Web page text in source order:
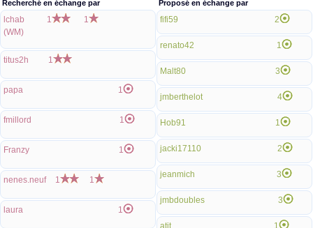
Recherché en échange par
lchab
(WM)
1 1
titus2h 1
papa 1
fmillord 1
Franzy 1
nenes.neuf 1 1
laura 1
Proposé en échange par
fifi59 2
renato42 1
Malt80 3
jmberthelot 4
Hob91 1
jacki17110 2
jeanmich 3
jmbdoubles 3
atjt 1